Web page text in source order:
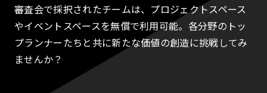
審査会で採択されたチームは、プロジェクトスペース
やイベントスペースを無償で利用可能。各分野のトッ
プランナーたちと共に新たな価値の創造に挑戦してみ
ませんか？